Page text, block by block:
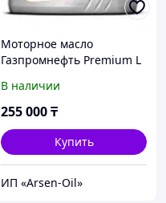
Моторное масло
Газпромнефть Premium L
В наличии
255 000₸
Купить
ИП «Arsen-Oil»